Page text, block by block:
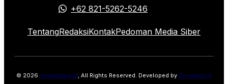
+62 821-5262-5246
TentangRedaksiKontakPedoman Media Siber
© 2026 Penakaltara.id , All Rights Reserved. Developed by Benuanta.id